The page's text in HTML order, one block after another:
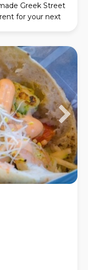
Greek Street
for your next